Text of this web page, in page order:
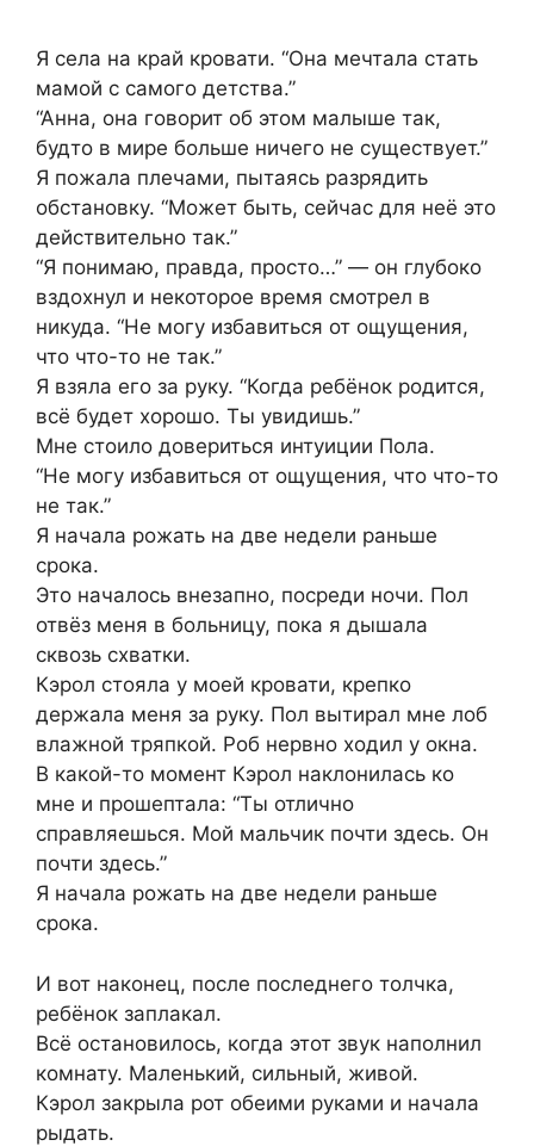
Я села на край кровати. “Она мечтала стать
мамой с самого детства.”
“Анна, она говорит об этом малыше так,
будто в мире больше ничего не существует.”
Я пожала плечами, пытаясь разрядить
обстановку. “Может быть, сейчас для неё это
действительно так.”
“Я понимаю, правда, просто…” — он глубоко
вздохнул и некоторое время смотрел в
никуда. “Не могу избавиться от ощущения,
что что-то не так.”
Я взяла его за руку. “Когда ребёнок родится,
всё будет хорошо. Ты увидишь.”
Мне стоило довериться интуиции Пола.
“Не могу избавиться от ощущения, что что-то
не так.”
Я начала рожать на две недели раньше
срока.
Это началось внезапно, посреди ночи. Пол
отвёз меня в больницу, пока я дышала
сквозь схватки.
Кэрол стояла у моей кровати, крепко
держала меня за руку. Пол вытирал мне лоб
влажной тряпкой. Роб нервно ходил у окна.
В какой-то момент Кэрол наклонилась ко
мне и прошептала: “Ты отлично
справляешься. Мой мальчик почти здесь. Он
почти здесь.”
Я начала рожать на две недели раньше
срока.
И вот наконец, после последнего толчка,
ребёнок заплакал.
Всё остановилось, когда этот звук наполнил
комнату. Маленький, сильный, живой.
Кэрол закрыла рот обеими руками и начала
рыдать.